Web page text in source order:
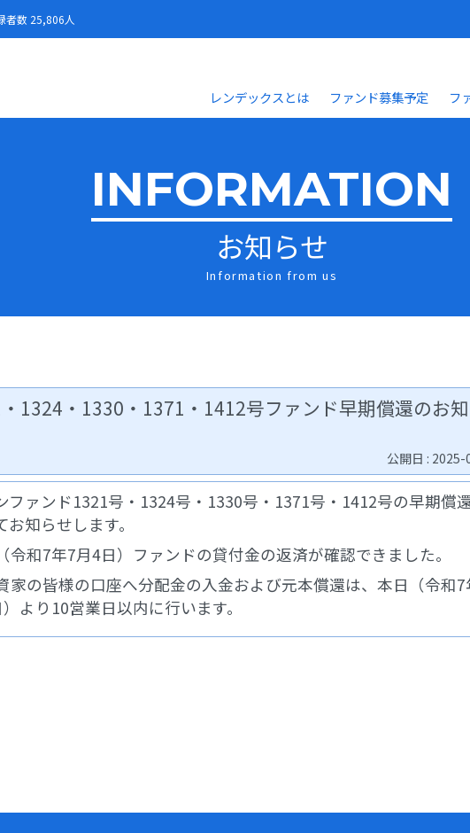
者数 25,806人
レンデックスとは ファンド募集予定 フ
INFORMATION
お知らせ
Information from us
1324・1330・1371・1412号ファンド早期償還のお
公開日 :
ファンド1321号・1324号・1330号・1371号・1412号の早期償
お知らせします。
令和7年7月4日）ファンドの貸付金の返済が確認できました。
家の皆様の口座へ分配金の入金および元本償還は、本日（令和7
より10営業日以内に行います。